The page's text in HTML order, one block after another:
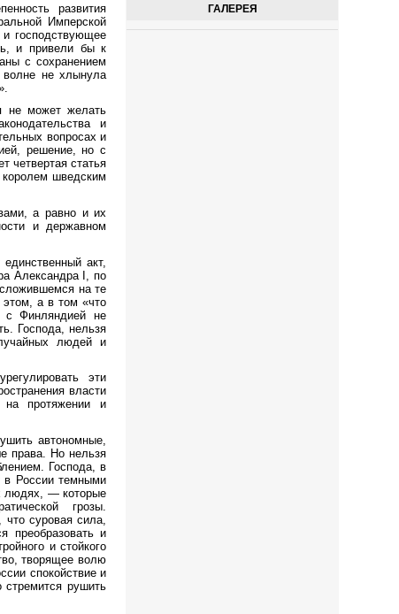
развития
Имперской
господствующее
и привели бы к
с сохранением
волне не хлынула
не может желать
и
вопросах и
решение, но с
четвертая статья
королем шведским
а равно и их
и державном
акт,
Александра I, по
на те
этом, а в том «что
с Финляндией не
Господа, нельзя
людей и
эти
власти
на протяжении и
автономные,
права. Но нельзя
Господа, в
в России темными
людях, — которые
грозы.
суровая сила,
преобразовать и
и стойкого
творящее волю
спокойствие и
рушить
ГАЛЕРЕЯ